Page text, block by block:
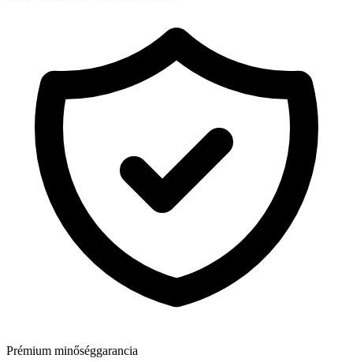
Prémium minőséggarancia